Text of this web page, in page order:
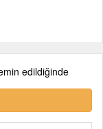
edildiğinde